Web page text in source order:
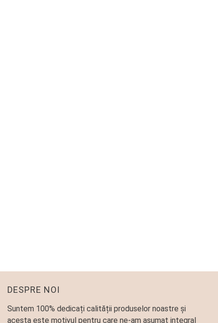
DESPRE NOI
Suntem 100% dedicați calității produselor noastre și
acesta este motivul pentru care ne-am asumat integral